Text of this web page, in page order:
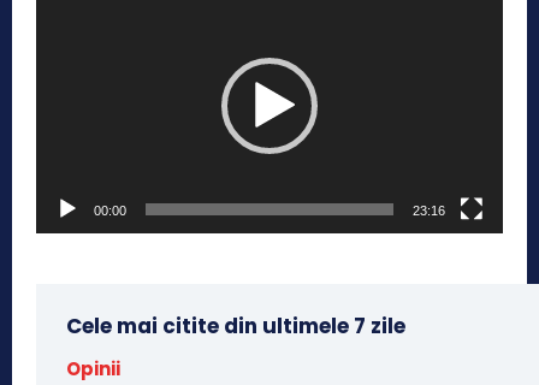
i
00:00 23:16
Cele mai citite din ultimele 7 zile
Opinii